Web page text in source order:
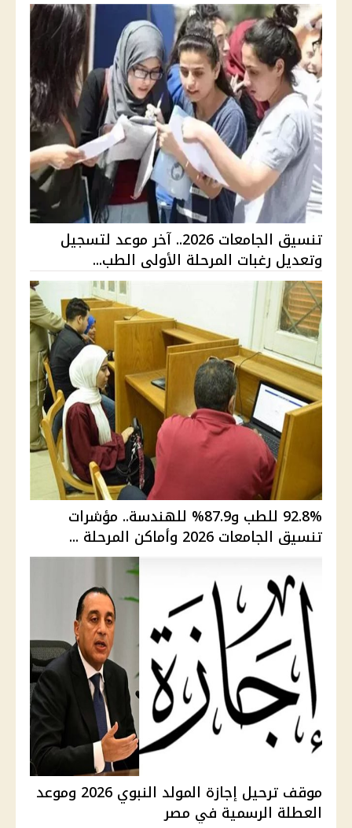
تنسيق الجامعات 2026.. آخر موعد لتسجيل
وتعديل رغبات المرحلة الأولى الطب...
92.8% للطب و87.9% للهندسة.. مؤشرات
تنسيق الجامعات 2026 وأماكن المرحلة ...
موقف ترحيل إجازة المولد النبوي 2026 وموعد
العطلة الرسمية في مصر